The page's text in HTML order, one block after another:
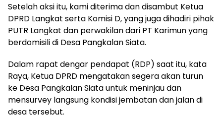
Setelah aksi itu, kami diterima dan disambut Ketua
DPRD Langkat serta Komisi D, yang juga dihadiri pihak
PUTR Langkat dan perwakilan dari PT Karimun yang
berdomisili di Desa Pangkalan Siata.
Dalam rapat dengar pendapat (RDP) saat itu, kata
Raya, Ketua DPRD mengatakan segera akan turun
ke Desa Pangkalan Siata untuk meninjau dan
mensurvey langsung kondisi jembatan dan jalan di
desa tersebut.